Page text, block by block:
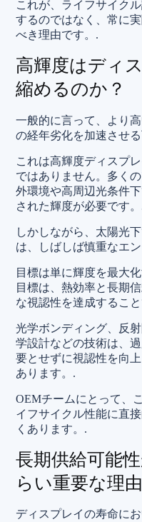
これが、ライフサイク
するのではなく、常に
べき理由です。.
高輝度はディ
縮めるのか？
一般的に言って、より
の経年劣化を加速させ
これは高輝度ディスプ
ではありません。多く
外環境や高周辺光条件
された輝度が必要です
しかしながら、太陽光
は、しばしば慎重なエ
目標は単に輝度を最大
目標は、熱効率と長期
な視認性を達成するこ
光学ボンディング、反
学設計などの技術は、
要とせずに視認性を向
あります。.
OEMチームにとって、
イフサイクル性能に直
くあります。.
長期供給可能
らい重要な理由
ディスプレイの寿命に